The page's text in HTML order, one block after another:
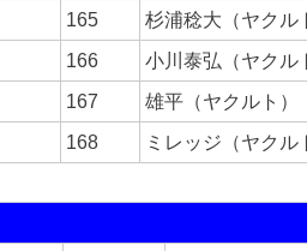
165
杉浦稔大（ヤクル
166
小川泰弘（ヤクル
167
雄平（ヤクルト）
168 ミレッジ（ヤクル